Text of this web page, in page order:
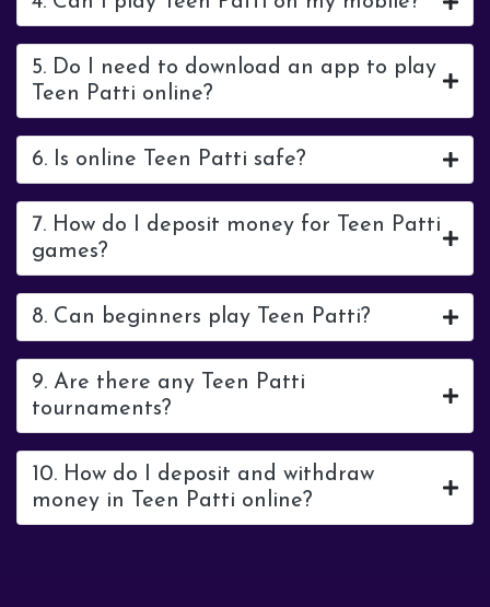
5. Do I need to download an app to play
Teen Patti online?
6. Is online Teen Patti safe?
7. How do I deposit money for Teen Patti
games?
8. Can beginners play Teen Patti?
9. Are there any Teen Patti
tournaments?
10. How do I deposit and withdraw
money in Teen Patti online?